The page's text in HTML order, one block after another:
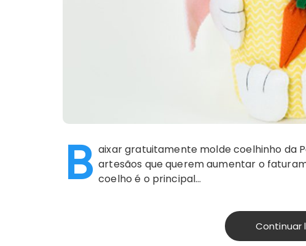
B aixar gratuitamente molde coelhinho da
artesãos que querem aumentar o
coelho é o principal…
Continuar